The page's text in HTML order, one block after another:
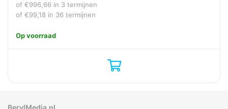
of €996,66 in 3 termijnen
of €99,18 in 36 termijnen
Op voorraad